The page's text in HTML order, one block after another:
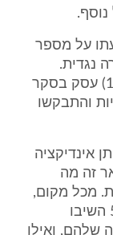
על מספר
נגדית.
המאמר הראשון אליו הפנה המומחה (נ/1) עסק בסקר
והתבקשו
אינדיקציה
זה מה
מכל מקום,
עיון באותו סקר מעלה כי למעלה מ-51% השיבו
שלהם, ואילו